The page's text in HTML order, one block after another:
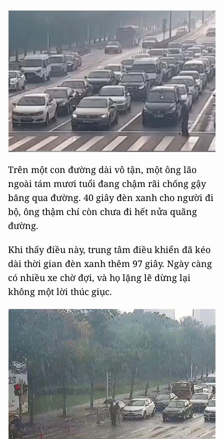
Trên một con đường dài vô tận, một ông lão
ngoài tám mươi tuổi đang chậm rãi chống gậy
băng qua đường. 40 giây đèn xanh cho người đi
bộ, ông thậm chí còn chưa đi hết nửa quãng
đường.
Khi thấy điều này, trung tâm điều khiển đã kéo
dài thời gian đèn xanh thêm 97 giây. Ngày càng
có nhiều xe chờ đợi, và họ lặng lẽ dừng lại
không một lời thúc giục.